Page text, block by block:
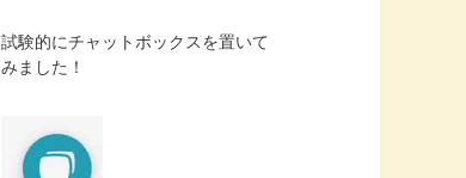
試験的にチャットボックスを置いて
みました！